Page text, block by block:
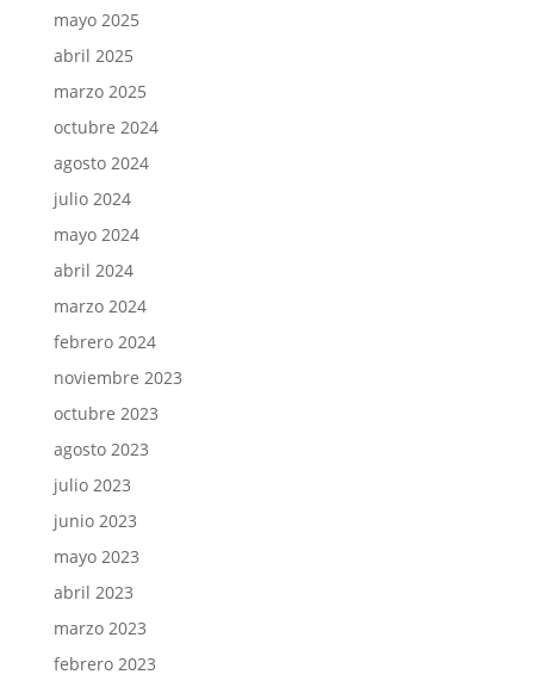
mayo 2025
abril 2025
marzo 2025
octubre 2024
agosto 2024
julio 2024
mayo 2024
abril 2024
marzo 2024
febrero 2024
noviembre 2023
octubre 2023
agosto 2023
julio 2023
junio 2023
mayo 2023
abril 2023
marzo 2023
febrero 2023